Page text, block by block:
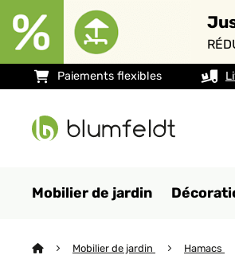
Paiements flexibles
Mobilier de jardin
Mobilier de jardin Hamacs